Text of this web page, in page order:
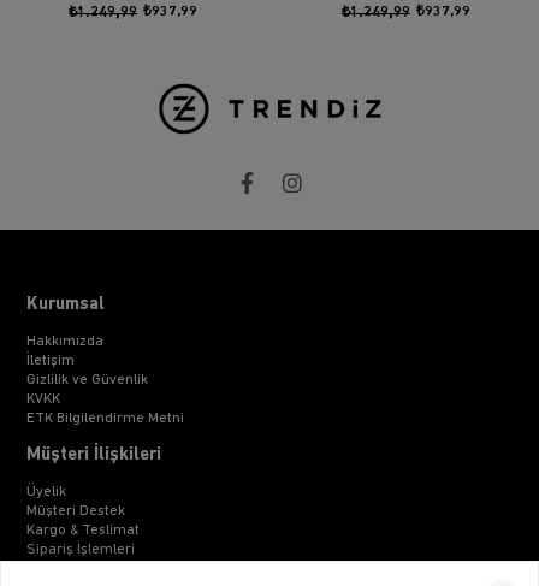
₺937,99
₺1.249,99 ₺937,99
₺1.249,99
Kurumsal
Hakkımızda
İletişim
Gizlilik ve Güvenlik
KVKK
ETK Bilgilendirme Metni
Müşteri İlişkileri
Üyelik
Müşteri Destek
Kargo & Teslimat
Sipariş İşlemleri